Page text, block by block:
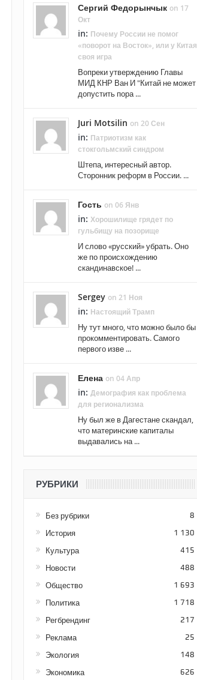
Сергий Федорынчык on 17
Окт
in: Почему России не помог
«поворот на Восток», или у Китая
своя игра
Вопреки утверждению Главы
МИД КНР Ван И "Китай не может
допустить пора ...
Juri Motsilin on 20 Сен
in: Патриотизм как
стокгольмский синдром
Штепа, интересный автор.
Сторонник реформ в России. ...
Гость on 06 Янв
in: Хорошилище грядет по
гульбищу на позорище
И слово «русский» убрать. Оно
же по происхождению
скандинавское! ...
Sergey on 21 Ноя
in: Настоящий Трамп
Ну тут много, что можно было бы
прокомментировать. Самого
первого изве ...
Елена on 04 Апр
in: Демография как проблема
для регионализма
Ну был же в Дагестане скандал,
что материнские капиталы
выдавались на ...
РУБРИКИ
Без рубрики 8
История 1 130
Культура 415
Новости 488
Общество 1 693
Политика 1 718
Регбрендинг 217
Реклама 25
Экология 148
Экономика 626